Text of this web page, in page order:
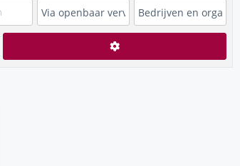
Advanced Filters